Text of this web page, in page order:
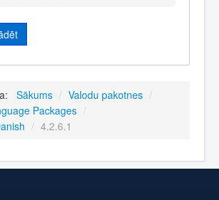
Sākums / Valodu pakotnes /
Packages /
/ 4.2.6.1